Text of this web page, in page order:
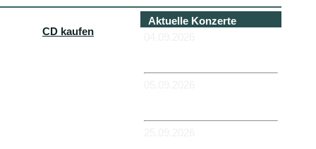
CD kaufen
Aktuelle Konzerte